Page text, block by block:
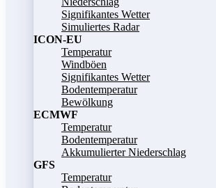
Signifikantes Wetter
Simuliertes Radar
ICON-EU
Temperatur
Windböen
Signifikantes Wetter
Bodentemperatur
Bewölkung
ECMWF
Temperatur
Bodentemperatur
Akkumulierter Niederschlag
GFS
Temperatur